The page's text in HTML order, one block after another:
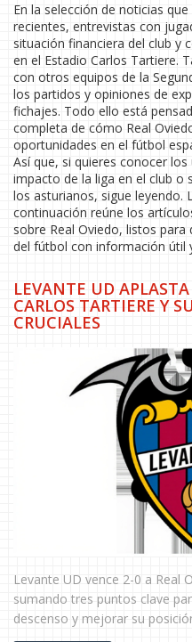
En la selección de noticias
recientes, entrevistas con
situación financiera del club y
en el Estadio Carlos Tartiere.
con otros equipos de la
los partidos y opiniones de
fichajes. Todo ello está
completa de cómo Real
oportunidades en el fútbol
Así que, si quieres conocer
impacto de la liga en el club o
los asturianos, sigue leyendo.
continuación reúne los
sobre Real Oviedo, listos
del fútbol con información útil
LEVANTE UD
CARLOS TARTIERE Y
CRUCIALES
Levante UD vence 2-0 a Real
sumando tres puntos clave
descenso y mejorar su